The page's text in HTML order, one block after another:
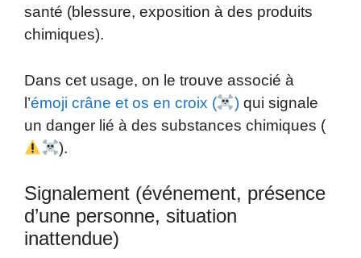
santé (blessure, exposition à des produits
chimiques).
Dans cet usage, on le trouve associé à
l’émoji crâne et os en croix ( )qui signale
un danger lié à des substances chimiques (
).
Signalement (événement, présence
d’une personne, situation
inattendue)